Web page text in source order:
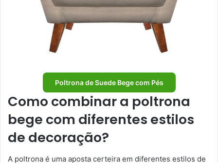
Poltrona de Suede Bege com Pés
Como combinar a poltrona
bege com diferentes estilos
de decoração?
A poltrona é uma aposta certeira em diferentes estilos de